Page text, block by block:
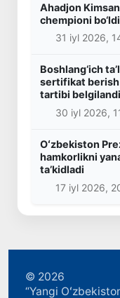
Ahadjon
chempioni bo‘ldi
31 iyl 2026,
Boshlang‘ich
sertifikat berish
tartibi belgilandi
30 iyl 2026,
Oʻzbekiston
hamkorlikni
taʼkidladi
17 iyl 2026,
© 2026
“Yangi